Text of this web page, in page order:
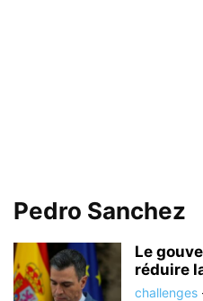
Pedro Sanchez
Le
réduire
challenges